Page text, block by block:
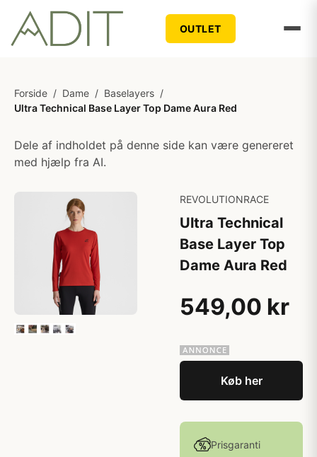
OUTLET
Forside / Dame / Baselayers /
Ultra Technical Base Layer Top Dame Aura Red
Dele af indholdet på denne side kan være genereret
med hjælp fra AI.
REVOLUTIONRACE
Ultra Technical
Base Layer Top
Dame Aura Red
549,00 kr
Køb her
Prisgaranti